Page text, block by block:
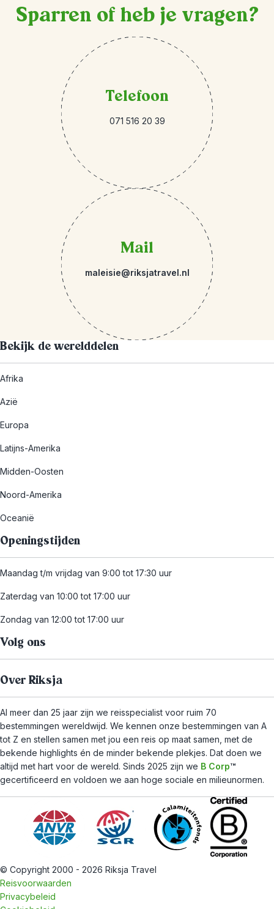
Sparren of heb je vragen?
Telefoon
071 516 20 39
Mail
maleisie@riksjatravel.nl
Bekijk de werelddelen
Afrika
Azië
Europa
Latijns-Amerika
Midden-Oosten
Noord-Amerika
Oceanië
Openingstijden
Maandag t/m vrijdag van 9:00 tot 17:30 uur
Zaterdag van 10:00 tot 17:00 uur
Zondag van 12:00 tot 17:00 uur
Volg ons
Over Riksja
Al meer dan 25 jaar zijn we reisspecialist voor ruim 70
bestemmingen wereldwijd. We kennen onze bestemmingen van A
tot Z en stellen samen met jou een reis op maat samen, met de
bekende highlights én de minder bekende plekjes. Dat doen we
altijd met hart voor de wereld. Sinds 2025 zijn we B Corp™
gecertificeerd en voldoen we aan hoge sociale en milieunormen.
© Copyright 2000 - 2026 Riksja Travel
Reisvoorwaarden
Privacybeleid